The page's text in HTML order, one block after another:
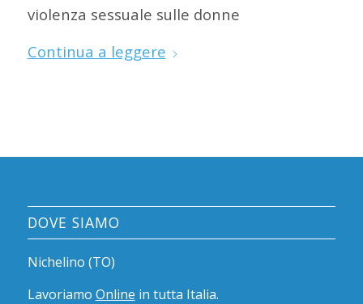
violenza sessuale sulle donne
Continua a leggere
DOVE SIAMO
Nichelino (TO)
Lavoriamo Online in tutta Italia.